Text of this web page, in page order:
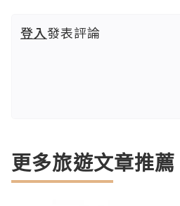
登入發表評論
更多旅遊文章推薦